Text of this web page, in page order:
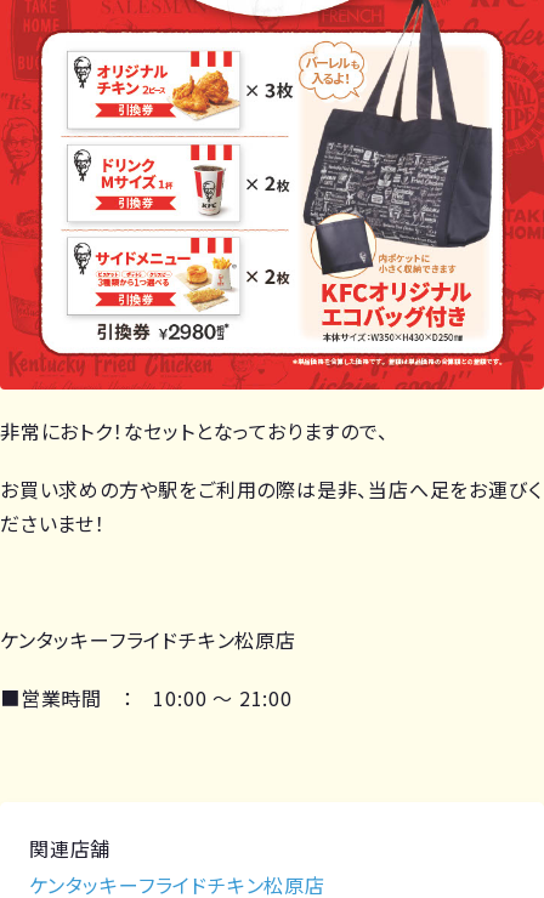
非常におトク！なセットとなっておりますので、
お買い求めの方や駅をご利用の際は是非、当店へ足をお運びく
ださいませ！
ケンタッキーフライドチキン松原店
■営業時間 ： 10:00 ～ 21:00
関連店舗
ケンタッキーフライドチキン松原店